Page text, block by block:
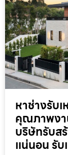
หาช่างรับ
คุณภาพงา
บริษัทรับส
แน่นอน รับ